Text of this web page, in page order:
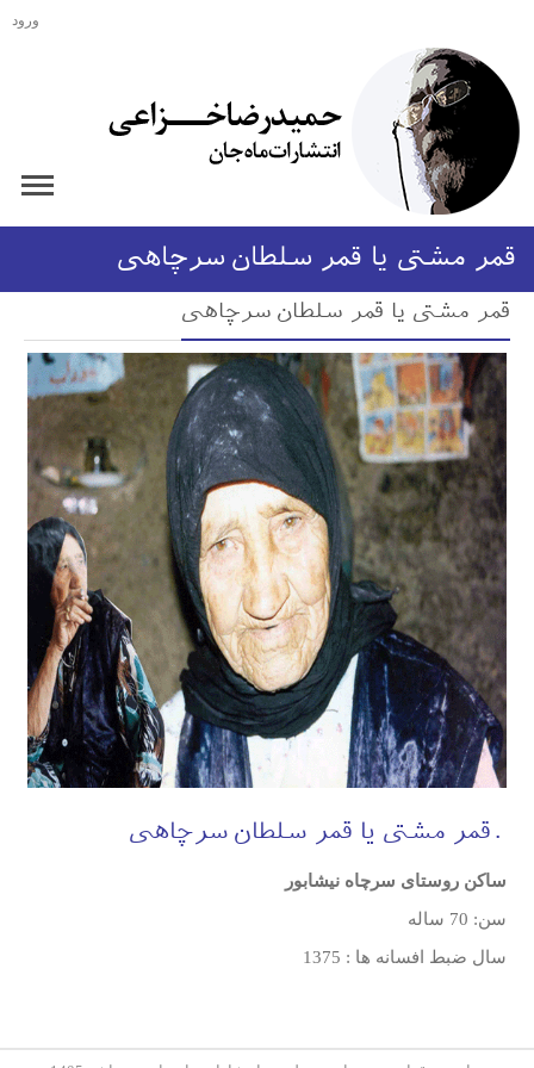
ورود
قمر مشتی یا قمر سلطان سرچاهی
قمر مشتی یا قمر سلطان سرچاهی
قمر مشتی یا قمر سلطان سرچاهی
ساکن روستای سرچاه نیشابور
سن: 70 ساله
سال ضبط افسانه ها : 1375